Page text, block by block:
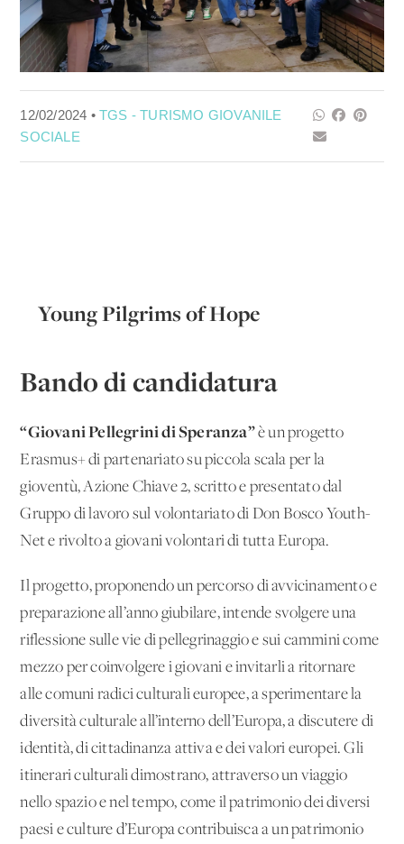
12/02/2024 •TGS - TURISMO GIOVANILE
SOCIALE
Young Pilgrims of Hope
Bando di candidatura
“Giovani Pellegrini di Speranza”è un progetto
Erasmus+ di partenariato su piccola scala per la
gioventù, Azione Chiave 2, scritto e presentato dal
Gruppo di lavoro sul volontariato di Don Bosco Youth-
Net e rivolto a giovani volontari di tutta Europa.
Il progetto, proponendo un percorso di avvicinamento e
preparazione all’anno giubilare, intende svolgere una
riflessione sulle vie di pellegrinaggio e sui cammini come
mezzo per coinvolgere i giovani e invitarli a ritornare
alle comuni radici culturali europee, a sperimentare la
diversità culturale all’interno dell’Europa, a discutere di
identità, di cittadinanza attiva e dei valori europei. Gli
itinerari culturali dimostrano, attraverso un viaggio
nello spazio e nel tempo, come il patrimonio dei diversi
paesi e culture d’Europa contribuisca a un patrimonio